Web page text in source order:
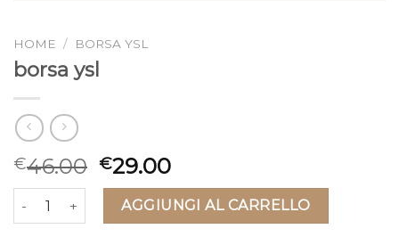
HOME / BORSA YSL
borsa ysl
€46.00 €29.00
borsa ysl quantitàAGGIUNGI AL CARRELLO